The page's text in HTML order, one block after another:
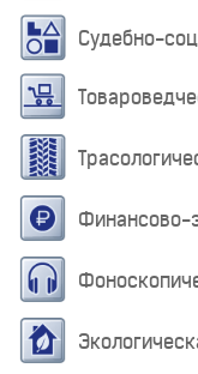
Судебно-
Финансово-